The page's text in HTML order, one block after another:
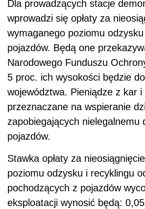
Dla prowadzących stacje
wprowadzi się opłaty za
wymaganego poziomu
pojazdów. Będą one
Narodowego Funduszu
5 proc. ich wysokości będzie
województwa. Pieniądze z kar i
przeznaczane na wspieranie
zapobiegających nielegalnemu
pojazdów.
Stawka opłaty za
poziomu odzysku i recyklingu
pochodzących z pojazdów
eksploatacji wynosić będą: